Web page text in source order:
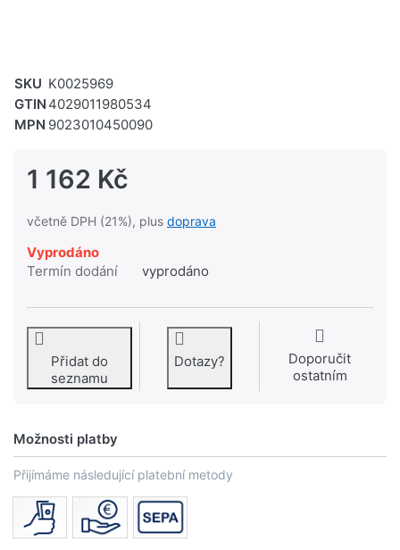
SKU K0025969
GTIN 4029011980534
MPN 9023010450090
1 162 Kč
včetně DPH (21%), plus doprava
Vyprodáno
Termín dodání
vyprodáno
Přidat do
seznamu
Dotazy?
Doporučit
ostatním
Možnosti platby
Přijímáme následující platební metody